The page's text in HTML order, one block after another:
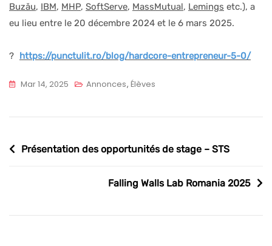
Buzău, IBM, MHP, SoftServe, MassMutual, Lemings etc.), a
eu lieu entre le 20 décembre 2024 et le 6 mars 2025.
? https://punctulit.ro/blog/hardcore-entrepreneur-5-0/
Mar 14, 2025 Annonces, Élèves
Navigation
Présentation des opportunités de stage – STS
Falling Walls Lab Romania 2025